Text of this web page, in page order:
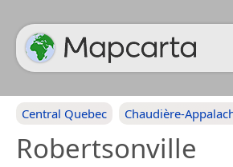
Central Quebec Chaudière-
Robertsonville